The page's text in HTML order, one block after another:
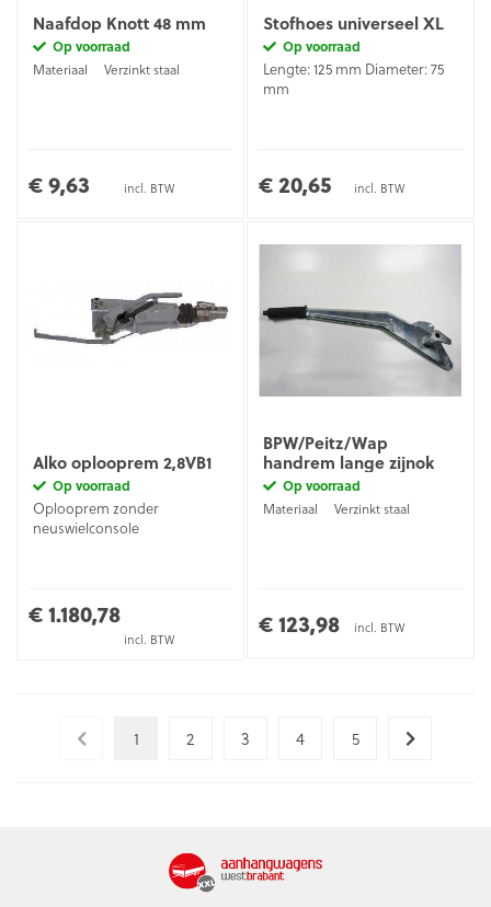
Naafdop Knott 48 mm
Op voorraad
Materiaal
Verzinkt staal
€ 9,63 incl. BTW
Stofhoes universeel XL
Op voorraad
Lengte: 125 mm Diameter: 75
mm
€ 20,65 incl. BTW
Alko oplooprem 2,8VB1
Op voorraad
Oplooprem zonder
neuswielconsole
€ 1.180,78
incl. BTW
BPW/Peitz/Wap
handrem lange zijnok
Op voorraad
Materiaal
Verzinkt staal
€ 123,98 incl. BTW
1 2 3 4 5